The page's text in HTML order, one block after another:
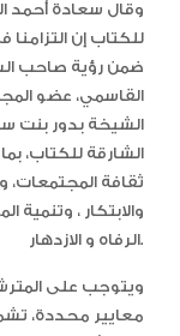
وقال سعادة أحمد
للكتاب إن
ضمن رؤية صاحب
القاسمي، عضو
الشيخة بدور بنت
الشارقة للكتاب،
ثقافة المجتمعات،
والابتكار ،
الرفاه و الازدهار.
ويتوجب على
معايير محددة،